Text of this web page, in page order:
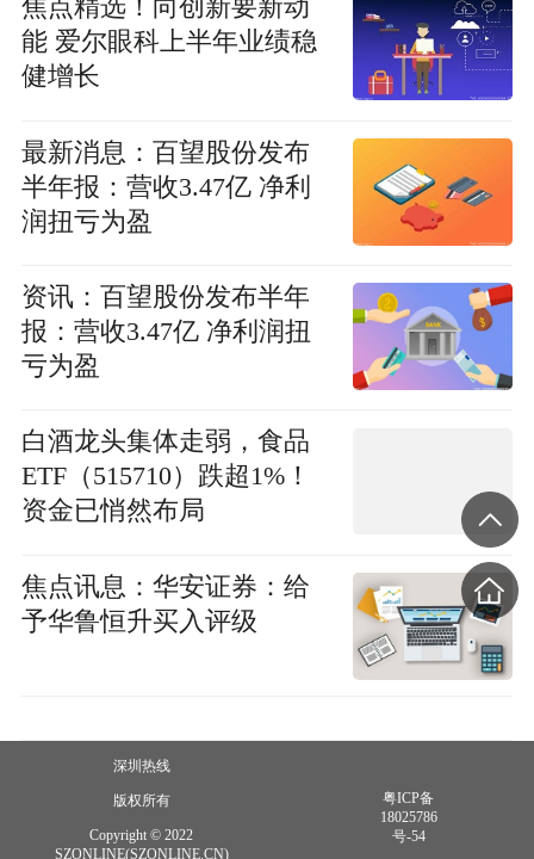
焦点精选！向创新要新动
能 爱尔眼科上半年业绩稳
健增长
最新消息：百望股份发布
半年报：营收3.47亿 净利
润扭亏为盈
资讯：百望股份发布半年
报：营收3.47亿 净利润扭
亏为盈
白酒龙头集体走弱，食品
ETF（515710）跌超1%！
资金已悄然布局
焦点讯息：华安证券：给
予华鲁恒升买入评级
深圳热线
版权所有
Copyright © 2022
SZONLINE(SZONLINE.CN)
粤ICP备
18025786
号-54